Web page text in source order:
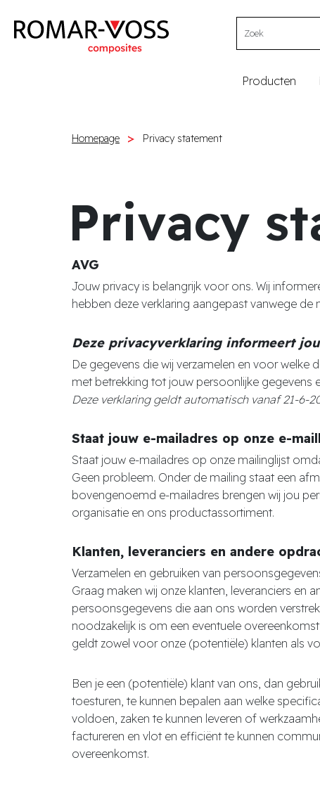
Producten
Homepage Privacy statement
Privacy
AVG
Jouw privacy is belangrijk voor ons. Wij
hebben deze verklaring aangepast vanwege de
Deze privacyverklaring informeert
De gegevens die wij verzamelen en voor welke
met betrekking tot jouw persoonlijke gegevens
Deze verklaring geldt automatisch vanaf 21-6-
Staat jouw e-mailadres op onze e-
Staat jouw e-mailadres op onze mailinglijst
Geen probleem. Onder de mailing staat een
bovengenoemd e-mailadres brengen wij jou
organisatie en ons productassortiment.
Klanten, leveranciers en andere
Verzamelen en gebruiken van
Graag maken wij onze klanten, leveranciers en
persoonsgegevens die aan ons worden
noodzakelijk is om een eventuele
geldt zowel voor onze (potentiële) klanten als
Ben je een (potentiële) klant van ons, dan
toesturen, te kunnen bepalen aan welke
voldoen, zaken te kunnen leveren of
factureren en vlot en efficiënt te kunnen
overeenkomst.